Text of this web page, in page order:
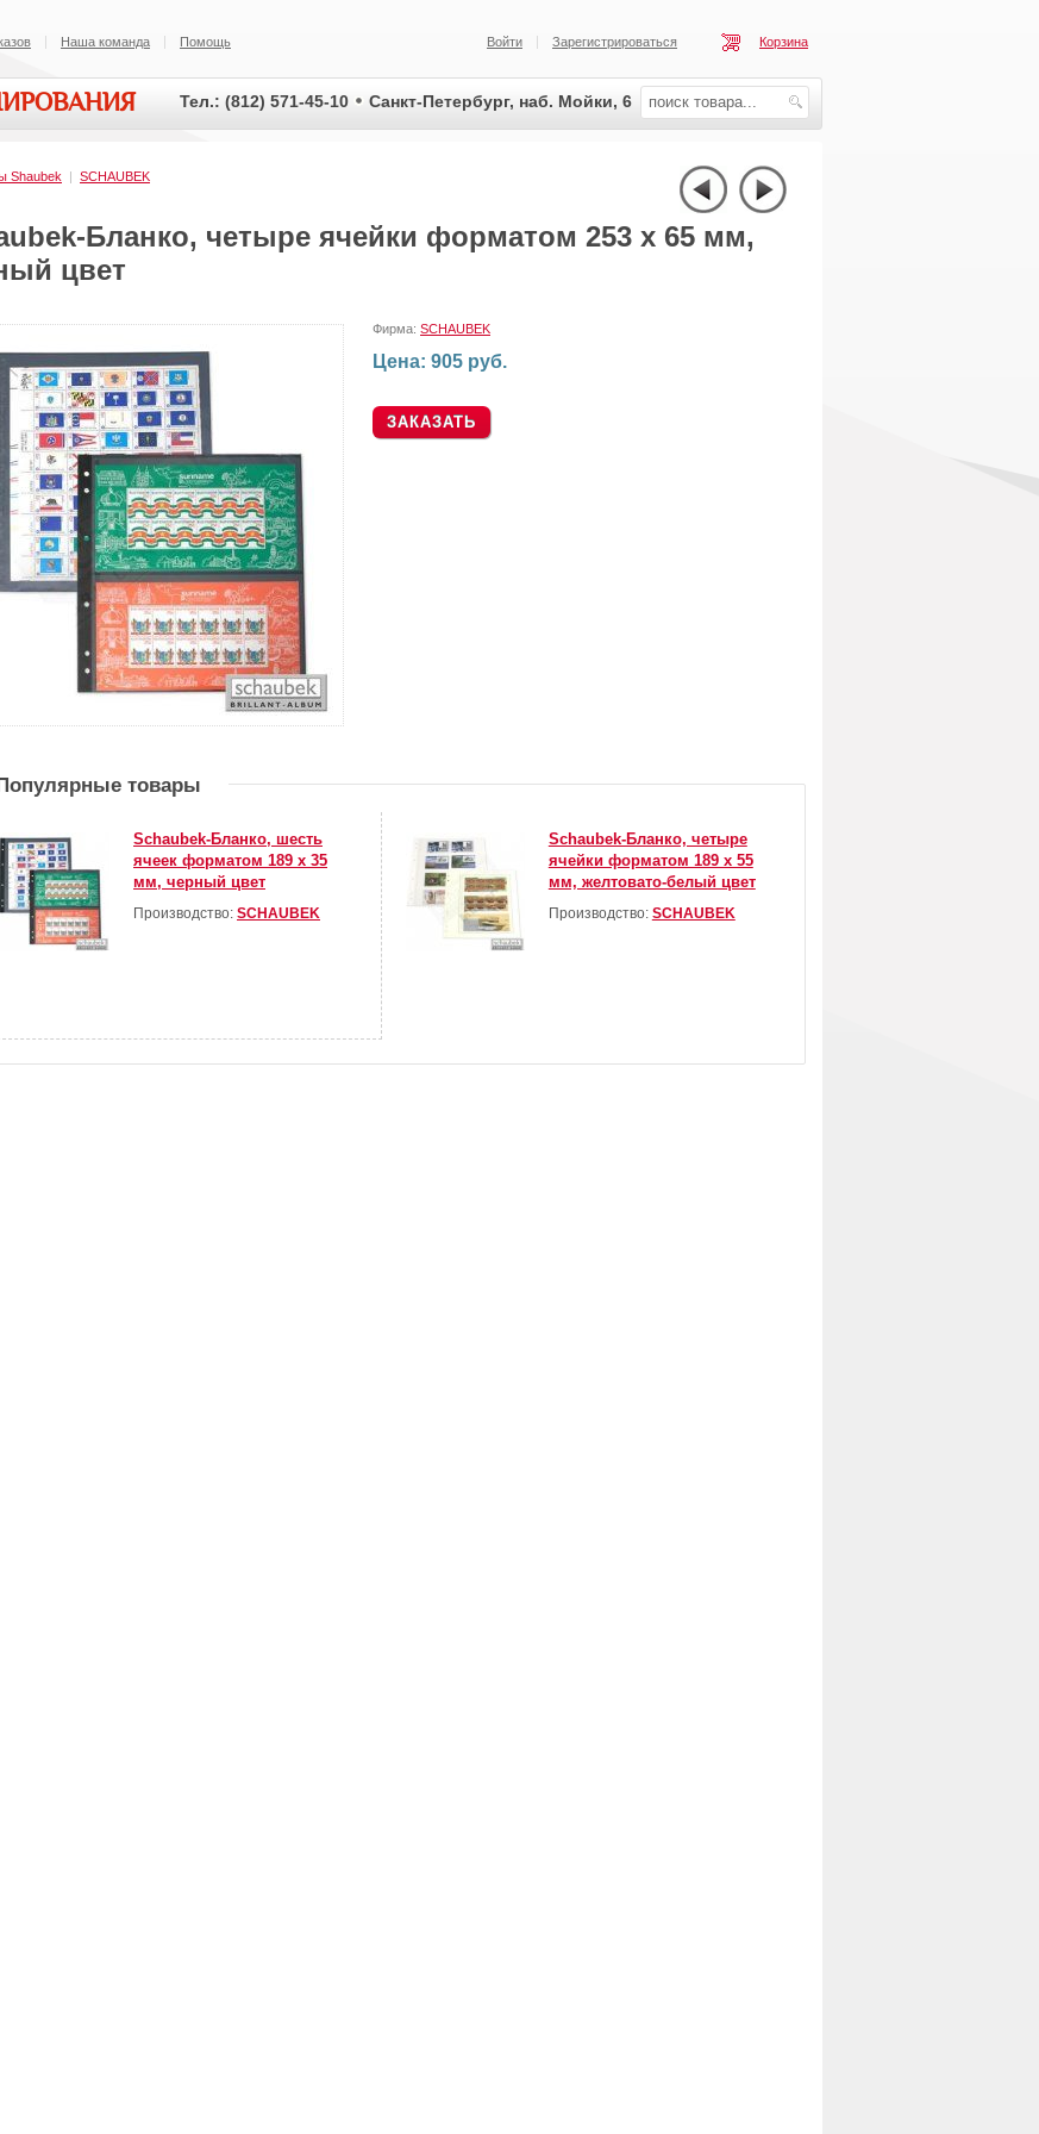
Наша команда Помощь Корзина
Зарегистрироваться
Войти
Тел.: (812) 571-45-10 Санкт-Петербург, наб. Мойки, 6
Shaubek | SCHAUBEK
Бланко, четыре ячейки форматом 253 х 65 мм,
цвет
Фирма: SCHAUBEK
Цена: 905 руб.
Популярные товары
Schaubek-Бланко, шесть
ячеек форматом 189 х 35
мм, черный цвет
Производство: SCHAUBEK
Schaubek-Бланко, четыре
ячейки форматом 189 х 55
мм, желтовато-белый цвет
Производство: SCHAUBEK